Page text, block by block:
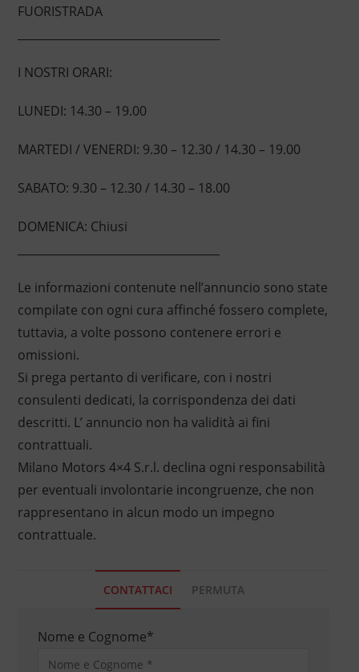
FUORISTRADA
I NOSTRI ORARI:
LUNEDI: 14.30 – 19.00
MARTEDI / VENERDI: 9.30 – 12.30 / 14.30 – 19.00
SABATO: 9.30 – 12.30 / 14.30 – 18.00
DOMENICA: Chiusi
Le informazioni contenute nell’annuncio sono state
compilate con ogni cura affinché fossero complete,
tuttavia, a volte possono contenere errori e
omissioni.
Si prega pertanto di verificare, con i nostri
consulenti dedicati, la corrispondenza dei dati
descritti. L’ annuncio non ha validità ai fini
contrattuali.
Milano Motors 4×4 S.r.l. declina ogni responsabilità
per eventuali involontarie incongruenze, che non
rappresentano in alcun modo un impegno
contrattuale.
CONTATTACI PERMUTA
Nome e Cognome*